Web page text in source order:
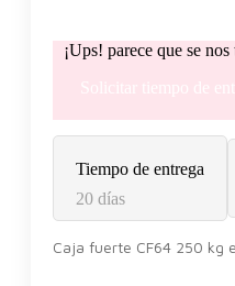
¡Ups! parece que se
Solicitar tiempo de
Tiempo de entrega
20 días
Caja fuerte CF64 250 kg